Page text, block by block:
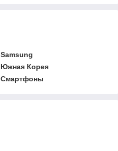
Samsung
Южная Корея
Смартфоны